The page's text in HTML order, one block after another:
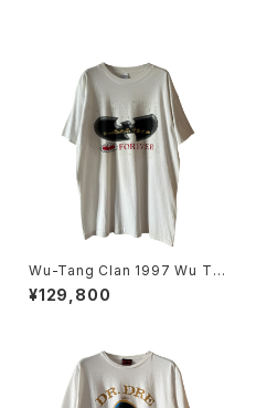
Wu-Tang Clan 1997 Wu Ta
ng Forever Tee
¥129,800